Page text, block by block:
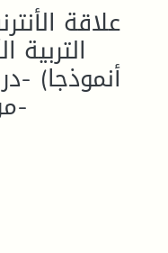
علاقة
التربية
أنموذجا) -
من الأباء بولاية المسيلة-